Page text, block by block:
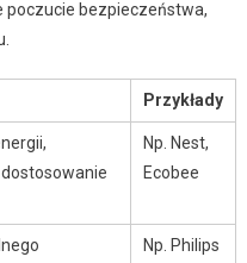
bezpieczeństwa,
Przykłady
Np. Nest,
Ecobee
Np. Philips